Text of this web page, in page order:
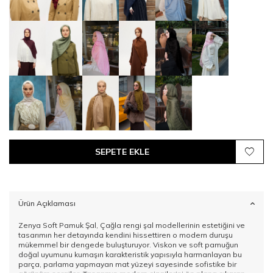
SEPETE EKLE
Ürün Açıklaması
Zenya Soft Pamuk Şal, Çağla rengi şal modellerinin estetiğini ve
tasarımın her detayında kendini hissettiren o modern duruşu
mükemmel bir dengede buluşturuyor. Viskon ve soft pamuğun
doğal uyumunu kumaşın karakteristik yapısıyla harmanlayan bu
parça, parlama yapmayan mat yüzeyi sayesinde sofistike bir